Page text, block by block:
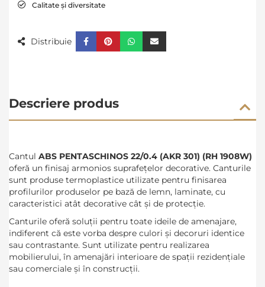
Calitate și diversitate
Distribuie
Descriere produs
Cantul ABS PENTASCHINOS 22/0.4 (AKR 301) (RH 1908W)
oferă un finisaj armonios suprafețelor decorative. Canturile
sunt produse termoplastice utilizate pentru finisarea
profilurilor produselor pe bază de lemn, laminate, cu
caracteristici atât decorative cât şi de protecţie.
Canturile oferă soluții pentru toate ideile de amenajare,
indiferent că este vorba despre culori și decoruri identice
sau contrastante. Sunt utilizate pentru realizarea
mobilierului, în amenajări interioare de spații rezidențiale
sau comerciale și în construcții.